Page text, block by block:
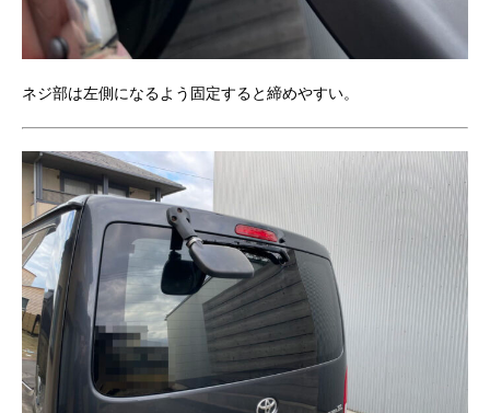
ネジ部は左側になるよう固定すると締めやすい。